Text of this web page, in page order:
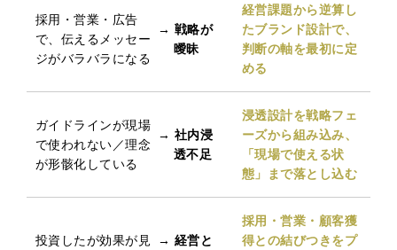
採用・営業・広告
で、伝えるメッセー
ジがバラバラになる
→ 戦略が
曖昧
経営課題から逆算し
たブランド設計で、
判断の軸を最初に定
める
ガイドラインが現場
で使われない／理念
が形骸化している
→ 社内浸
透不足
浸透設計を戦略フェ
ーズから組み込み、
「現場で使える状
態」まで落とし込む
投資したが効果が見 → 経営と
採用・営業・顧客獲
得との結びつきをプ